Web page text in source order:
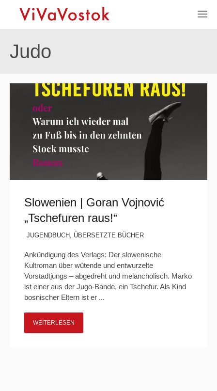
Judo
Slowenien | Goran Vojnović
„Tschefuren raus!“
JUGENDBUCH , ÜBERSETZTE BÜCHER
Ankündigung des Verlags: Der slowenische
Kultroman über wütende und entwurzelte
Vorstadtjungs – abgedreht und melancholisch. Marko
ist einer aus der Jugo-Bande, ein Tschefur. Als Kind
bosnischer Eltern ist er ...
WEITERLESEN